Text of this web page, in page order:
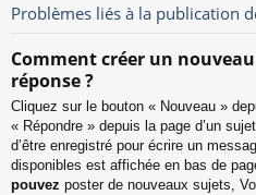
Problèmes liés à la publication
Comment créer un
réponse ?
Cliquez sur le bouton « Nouveau »
« Répondre » depuis la page d’un
d’être enregistré pour écrire un
disponibles est affichée en bas de
pouvez poster de nouveaux sujets,